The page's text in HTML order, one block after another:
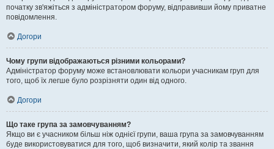
початку зв'яжіться з адміністратором форуму, відправивши йому приватне
повідомлення.
Догори
Чому групи відображаються різними кольорами?
Адміністратор форуму може встановлювати кольори учасникам груп для
того, щоб їх легше було розрізняти один від одного.
Догори
Що таке група за замовчуванням?
Якщо ви є учасником більш ніж однієї групи, ваша група за замовчуванням
буде використовуватися для того, щоб визначити, який колір та звання